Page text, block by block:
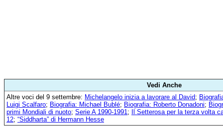
Vedi Anche
Altre voci del 9 settembre: Michelangelo inizia a lavorare al David;
Luigi Scalfaro; Biografia: Michael Bublé; Biografia: Roberto Donadoni;
primi Mondiali di nuoto; Serie A 1990-1991;
Il Setterosa per la terza volta
12; “Siddharta” di Hermann Hesse